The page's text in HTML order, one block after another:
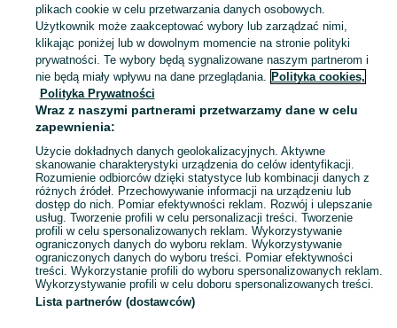
Zobacz
Mapa kategorii
Mapa miejscowości
Mapa ministron
Popularne wyszukiwania
plikach cookie w celu przetwarzania danych osobowych.
Użytkownik może zaakceptować wybory lub zarządzać nimi,
klikając poniżej lub w dowolnym momencie na stronie polityki
prywatności. Te wybory będą sygnalizowane naszym partnerom i
nie będą miały wpływu na dane przeglądania. Polityka cookies,
Polityka Prywatności
Wraz z naszymi partnerami przetwarzamy dane w celu
zapewnienia:
Użycie dokładnych danych geolokalizacyjnych. Aktywne
skanowanie charakterystyki urządzenia do celów identyfikacji.
Rozumienie odbiorców dzięki statystyce lub kombinacji danych z
różnych źródeł. Przechowywanie informacji na urządzeniu lub
dostęp do nich. Pomiar efektywności reklam. Rozwój i ulepszanie
usług. Tworzenie profili w celu personalizacji treści. Tworzenie
profili w celu spersonalizowanych reklam. Wykorzystywanie
ograniczonych danych do wyboru reklam. Wykorzystywanie
ograniczonych danych do wyboru treści. Pomiar efektywności
treści. Wykorzystanie profili do wyboru spersonalizowanych reklam.
Wykorzystywanie profili w celu doboru spersonalizowanych treści.
Lista partnerów (dostawców)